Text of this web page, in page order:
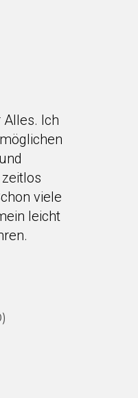
Ich
viele
leicht